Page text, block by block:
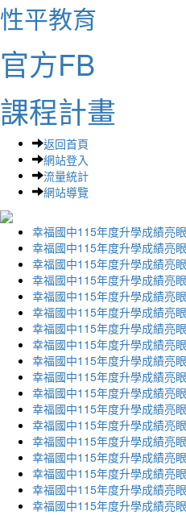
性平教育
官方FB
課程計畫
返回首頁
網站登入
流量統計
網站導覽
幸福國中115年度升學成績亮
幸福國中115年度升學成績亮
幸福國中115年度升學成績亮
幸福國中115年度升學成績亮
幸福國中115年度升學成績亮
幸福國中115年度升學成績亮
幸福國中115年度升學成績亮
幸福國中115年度升學成績亮
幸福國中115年度升學成績亮
幸福國中115年度升學成績亮
幸福國中115年度升學成績亮
幸福國中115年度升學成績亮
幸福國中115年度升學成績亮
幸福國中115年度升學成績亮
幸福國中115年度升學成績亮
幸福國中115年度升學成績亮
幸福國中115年度升學成績亮
幸福國中115年度升學成績亮